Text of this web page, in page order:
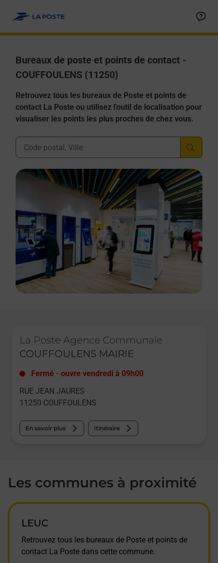
Bureaux de poste et points de contact -
COUFFOULENS (11250)
Retrouvez tous les bureaux de Poste et points de
contact La Poste ou utilisez l'outil de localisation pour
visualiser les points les plus proches de chez vous.
Ville, Département, Code Postal
La Poste Agence Communale
COUFFOULENS MAIRIE
Fermé - ouvre vendredi à 09h00
RUE JEAN JAURES
11250 COUFFOULENS
En savoir plus Itinéraire
Les communes à proximité
LEUC
Retrouvez tous les bureaux de Poste et points de
contact La Poste dans cette commune.